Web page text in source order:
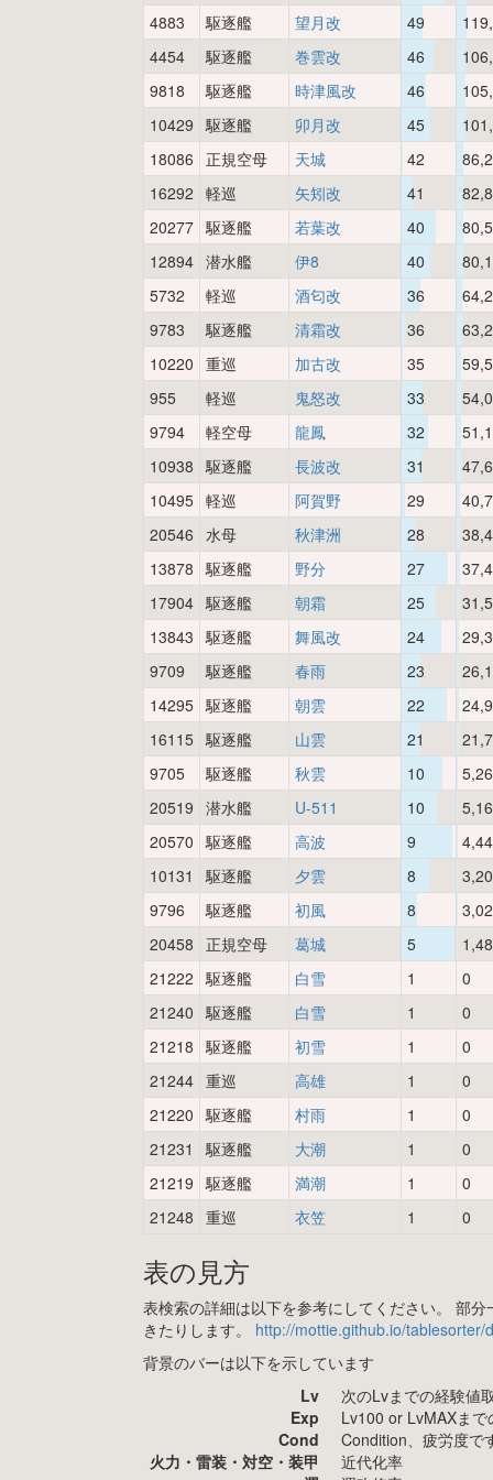
4883 駆逐艦 望月改 49
4454
駆逐艦 巻雲改 46
9818
駆逐艦 時津風改 46
10429 駆逐艦 卯月改 45
18086 正規空母 天城 42
16292 軽巡 矢矧改 41
20277 駆逐艦 若葉改 40
12894 潜水艦 伊8 40
5732
軽巡 酒匂改 36
9783
駆逐艦 清霜改 36
10220 重巡 加古改 35
955
軽巡 鬼怒改 33
9794
軽空母 龍鳳 32
10938 駆逐艦 長波改 31
10495 軽巡 阿賀野 29
20546 水母 秋津洲 28
13878 駆逐艦 野分 27
17904 駆逐艦 朝霜 25
13843 駆逐艦 舞風改 24
9709
駆逐艦 春雨 23
14295 駆逐艦 朝雲 22
16115 駆逐艦 山雲 21
9705
駆逐艦 秋雲 10
20519 潜水艦 U-511 10
20570 駆逐艦 高波 9
10131
駆逐艦 夕雲 8
9796
駆逐艦 初風 8
20458
正規空母 葛城 5
21222 駆逐艦 白雪 1
0
21240 駆逐艦 白雪 1
0
21218 駆逐艦 初雪 1
0
21244 重巡 高雄 1
0
21220 駆逐艦 村雨 1
0
21231
駆逐艦 大潮 1
0
21219 駆逐艦 満潮 1
0
21248 重巡 衣笠 1 0
表の見方
表検索の詳細は以下を参考にしてください。 部
きたりします。 http://mottie.github.io/
背景のバーは以下を示しています
Lv
次のLvまでの経験値
Exp
Lv100 or LvMAXま
Cond
Condition、疲労度で
火力・雷装・対空・装甲
近代化率